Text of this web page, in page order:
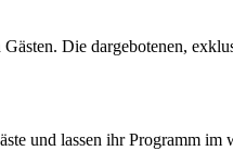
Die dargebotenen,
und lassen ihr Programm